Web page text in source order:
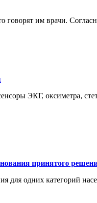
им врачи.
ЭКГ, оксиметра,
принятого
для одних категорий